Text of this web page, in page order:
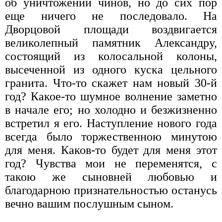
об уничтожении чинов, но до сих пор
еще ничего не последовало. На
Дворцовой площади воздвигается
великолепный памятник Александру,
состоящий из колосальной колоны,
высеченной из одного куска цельного
гранита. Что-то скажет нам новый 30-й
год? Какое-то шумное волнение заметно
в начале его; но холодно и безжизненно
встретил я его. Наступление нового года
всегда было торжественною минутою
для меня. Каков-то будет для меня этот
год? Чувства мои не переменятся, с
такою же сыновней любовью и
благодарною признательностью останусь
вечно вашим послушным сыном.